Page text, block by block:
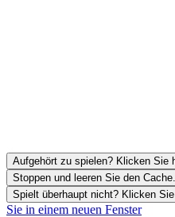
Aufgehört zu spielen? Klicken Sie
Stoppen und leeren Sie den Cache.
Spielt überhaupt nicht? Klicken
Sie in einem neuen Fenster